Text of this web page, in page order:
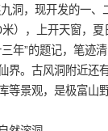
洞，现开发的一
），上开天窗，
年”的题记，笔迹
界。古风洞附近还
等景观，是极富山